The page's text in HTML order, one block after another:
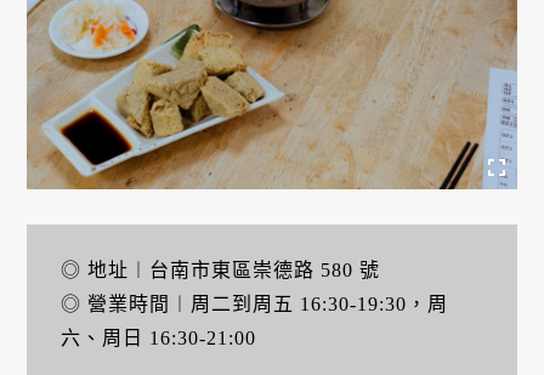
◎ 地址︱台南市東區崇德路 580 號
◎ 營業時間︱周二到周五 16:30-19:30，周
六、周日 16:30-21:00